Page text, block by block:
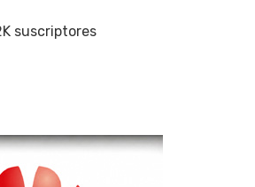
suscriptores